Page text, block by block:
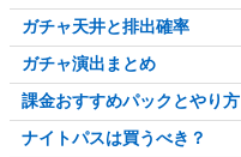
ガチャ天井と排出確率
ガチャ演出まとめ
課金おすすめパックとやり方
ナイトパスは買うべき？